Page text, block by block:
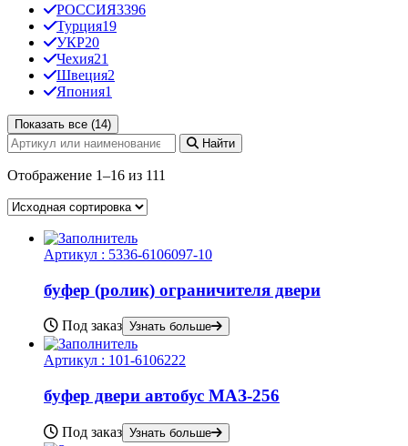
РОССИЯ3396
Турция19
УКР20
Чехия21
Швеция2
Япония1
Показать все (14)
Найти
Отображение 1–16 из 111
Артикул : 5336-6106097-10
буфер (ролик) ограничителя двери
Под заказ Узнать больше
Артикул : 101-6106222
буфер двери автобус МАЗ-256
Под заказ Узнать больше